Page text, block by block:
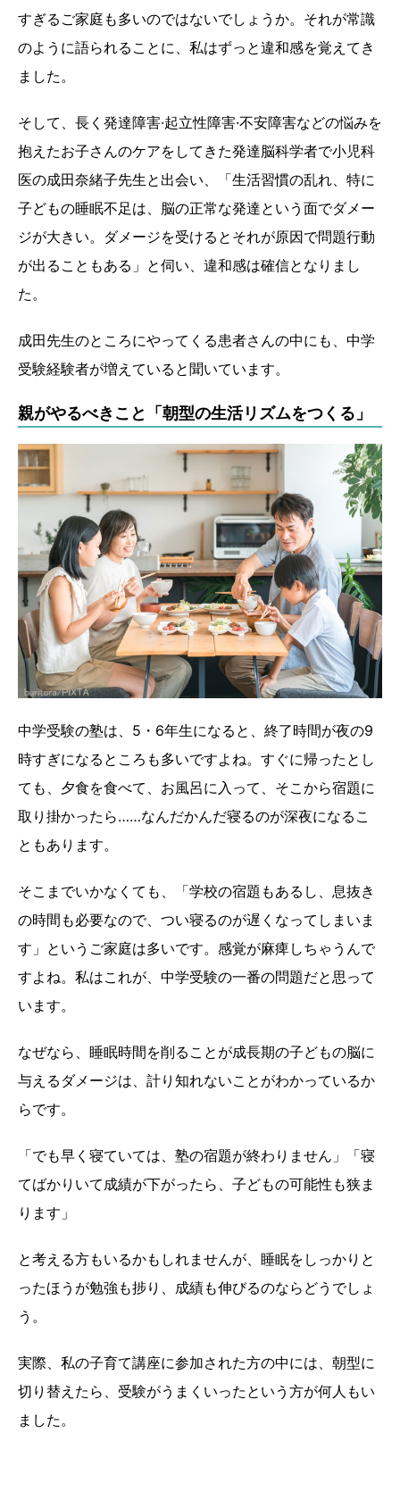
すぎるご家庭も多いのではないでしょうか。それが常識
のように語られることに、私はずっと違和感を覚えてき
ました。
そして、長く発達障害·起立性障害·不安障害などの悩みを
抱えたお子さんのケアをしてきた発達脳科学者で小児科
医の成田奈緒子先生と出会い、「生活習慣の乱れ、特に
子どもの睡眠不足は、脳の正常な発達という面でダメー
ジが大きい。ダメージを受けるとそれが原因で問題行動
が出ることもある」と伺い、違和感は確信となりまし
た。
成田先生のところにやってくる患者さんの中にも、中学
受験経験者が増えていると聞いています。
親がやるべきこと「朝型の生活リズムをつくる」
中学受験の塾は、5・6年生になると、終了時間が夜の9
時すぎになるところも多いですよね。すぐに帰ったとし
ても、夕食を食べて、お風呂に入って、そこから宿題に
取り掛かったら……なんだかんだ寝るのが深夜になるこ
ともあります。
そこまでいかなくても、「学校の宿題もあるし、息抜き
の時間も必要なので、つい寝るのが遅くなってしまいま
す」というご家庭は多いです。感覚が麻痺しちゃうんで
すよね。私はこれが、中学受験の一番の問題だと思って
います。
なぜなら、睡眠時間を削ることが成長期の子どもの脳に
与えるダメージは、計り知れないことがわかっているか
らです。
「でも早く寝ていては、塾の宿題が終わりません」「寝
てばかりいて成績が下がったら、子どもの可能性も狭ま
ります」
と考える方もいるかもしれませんが、睡眠をしっかりと
ったほうが勉強も捗り、成績も伸びるのならどうでしょ
う。
実際、私の子育て講座に参加された方の中には、朝型に
切り替えたら、受験がうまくいったという方が何人もい
ました。